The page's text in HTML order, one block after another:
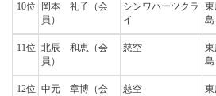
10位 岡本 礼子 （会
員）
シンワハーツクラ
イ
島
11位 北辰 和恵 （会
員）
慈空
島
12位 中元 章博 （会
慈空